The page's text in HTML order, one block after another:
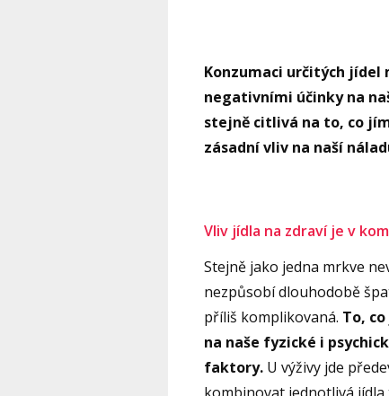
Konzumaci určitých jídel
negativními účinky na
stejně citlivá na to, co
zásadní vliv na naší
Vliv jídla na zdraví je v
Stejně jako jedna mrkve
nezpůsobí dlouhodobě
příliš komplikovaná. To,
na naše fyzické i
faktory. U výživy jde